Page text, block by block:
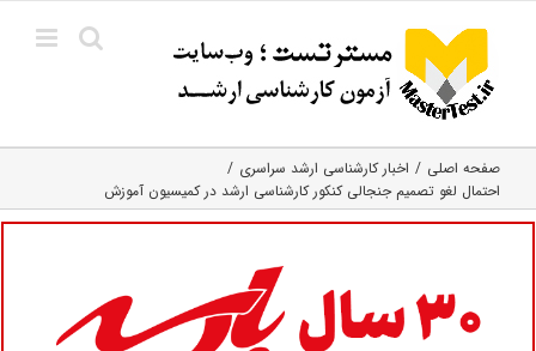
content
صفحه اصلی
اخبار کارشناسی ارشد سراسری
احتمال لغو تصمیم جنجالی کنکور کارشناسی ارشد در کمیسیون آموزش